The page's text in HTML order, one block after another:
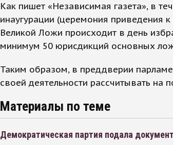
Как пишет «Независимая газета», в
инаугурации (церемония приведения
Великой Ложи происходит в день
минимум 50 юрисдикций основных
Таким образом, в преддверии
своей деятельности рассчитывать на
Материалы по теме
Демократическая партия подала